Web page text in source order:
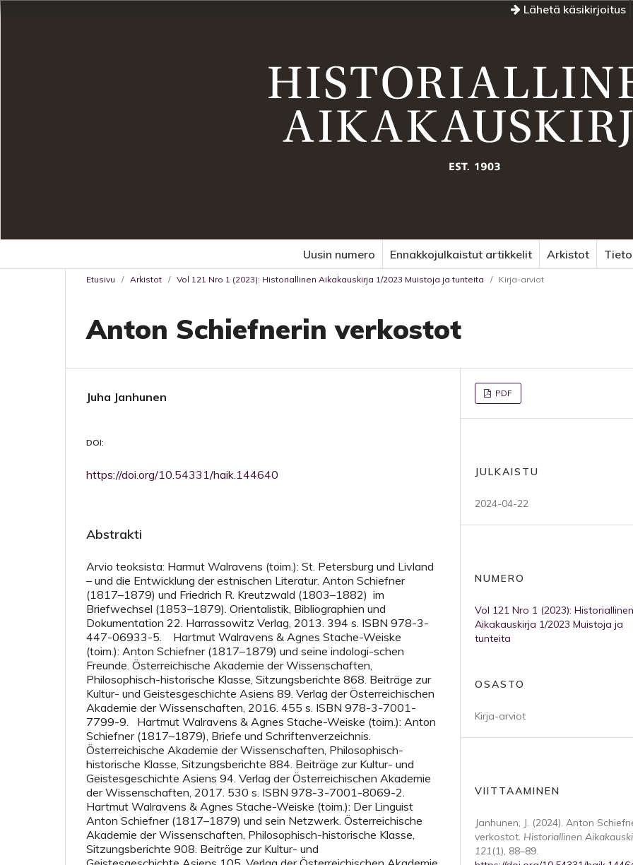
Lähetä käsikirjoitus
Uusin numero Ennakkojulkaistut artikkelit Arkistot
Etusivu / Arkistot / Vol 121 Nro 1 (2023): Historiallinen Aikakauskirja 1/2023 Muistoja ja tunteita / Kirja-arviot
Anton Schiefnerin verkostot
Juha Janhunen
DOI:
https://doi.org/10.54331/haik.144640
Abstrakti
Arvio teoksista: Harmut Walravens (toim.): St. Petersburg und Livland
– und die Entwicklung der estnischen Literatur. Anton Schiefner
(1817–1879) und Friedrich R. Kreutzwald (1803–1882) im
Briefwechsel (1853–1879). Orientalistik, Bibliographien und
Dokumentation 22. Harrassowitz Verlag, 2013. 394 s. ISBN 978-3-
447-06933-5. Hartmut Walravens & Agnes Stache-Weiske
(toim.): Anton Schiefner (1817–1879) und seine indologi-schen
Freunde. Österreichische Akademie der Wissenschaften,
Philosophisch-historische Klasse, Sitzungsberichte 868. Beiträge zur
Kultur- und Geistesgeschichte Asiens 89. Verlag der Österreichischen
Akademie der Wissenschaften, 2016. 455 s. ISBN 978-3-7001-
7799-9. Hartmut Walravens & Agnes Stache-Weiske (toim.): Anton
Schiefner (1817–1879), Briefe und Schriftenverzeichnis.
Österreichische Akademie der Wissenschaften, Philosophisch-
historische Klasse, Sitzungsberichte 884. Beiträge zur Kultur- und
Geistesgeschichte Asiens 94. Verlag der Österreichischen Akademie
der Wissenschaften, 2017. 530 s. ISBN 978-3-7001-8069-2.
Hartmut Walravens & Agnes Stache-Weiske (toim.): Der Linguist
Anton Schiefner (1817–1879) und sein Netzwerk. Österreichische
Akademie der Wissenschaften, Philosophisch-historische Klasse,
Sitzungsberichte 908. Beiträge zur Kultur- und
PDF
JULKAISTU
2024-04-22
NUMERO
Vol 121 Nro 1 (2023): Historiallinen
Aikakauskirja 1/2023 Muistoja ja
tunteita
OSASTO
Kirja-arviot
VIITTAAMINEN
Janhunen, J. (2024). Anton
verkostot. Historiallinen
121(1), 88–89.